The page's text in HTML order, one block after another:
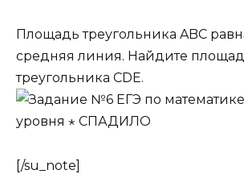
Площадь треугольника ABC
средняя линия. Найдите
треугольника CDE.
[/su_note]